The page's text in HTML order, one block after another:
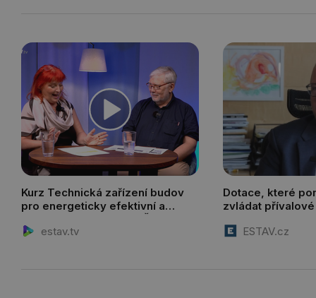
Kurz Technická zařízení budov
pro energeticky efektivní a
estav.tv
Dotace, které
zvládat
ESTAV.cz